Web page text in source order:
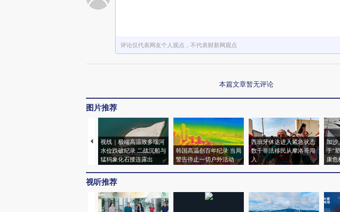
评论仅代表网友个人观点，不代表财新网观点
本篇文章暂无评论
图片推荐
视线｜极端高温致多瑙河
水位跌破纪录 二战沉船与
猛犸象化石接连露出
韩国高温创百年纪录 当局
警告停止一切户外活动
西班牙休达进入紧急状态
数千非法移民从摩洛哥闯
入
加沙
于“
康危
视听推荐